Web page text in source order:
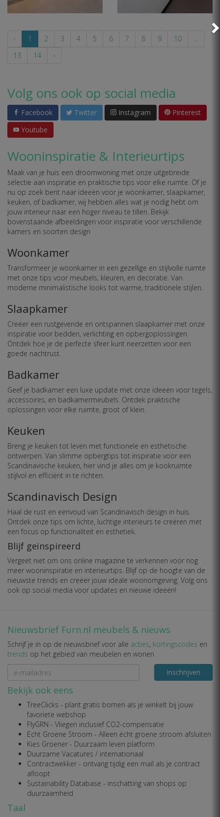
‹ 1 2 3 4 5 6 7 8 9 10
...
13
14 ›
Volg ons ook op social media
Facebook Twitter Instagram
Pinterest
Youtube
Wooninspiratie & Interieurtips
Maak van je huis een droomwoning met onze uitgebreide
selectie aan inspiratie en praktische tips voor elke ruimte. Of je
nu op zoek bent naar ideeën voor je woonkamer, slaapkamer,
keuken, of badkamer, wij hebben alles wat je nodig hebt om
jouw interieur naar een hoger niveau te tillen. Bekijk
bovenstaande afbeeldingen voor inspiratie voor verschillende
kamers en soorten design
Woonkamer
Transformeer je woonkamer in een gezellige en stijlvolle ruimte
met onze tips voor meubels, kleuren, en decoratie. Van
moderne minimalistische looks tot warme, traditionele stijlen.
Slaapkamer
Creëer een rustgevende en ontspannen slaapkamer met onze
inspiratie voor bedden, verlichting en opbergoplossingen.
Ontdek hoe je de perfecte sfeer kunt neerzetten voor een
goede nachtrust.
Badkamer
Geef je badkamer een luxe update met onze ideeën voor tegels,
accessoires, en badkamermeubels. Ontdek praktische
oplossingen voor elke ruimte, groot of klein.
Keuken
Breng je keuken tot leven met functionele en esthetische
ontwerpen. Van slimme opbergtips tot inspiratie voor een
Scandinavische keuken, hier vind je alles om je kookruimte
stijlvol en efficiënt in te richten.
Scandinavisch Design
Haal de rust en eenvoud van Scandinavisch design in huis.
Ontdek onze tips om lichte, luchtige interieurs te creëren met
een focus op functionaliteit en esthetiek.
Blijf geïnspireerd
Vergeet niet om ons online magazine te verkennen voor nog
meer wooninspiratie en interieurtips. Blijf op de hoogte van de
nieuwste trends en creëer jouw ideale woonomgeving. Volg ons
ook op social media voor updates en nieuwe ideeën!
Nieuwsbrief Furn.nl meubels & nieuws
Schrijf je in op de nieuwsbrief voor alle acties, kortingscodes en
trends op het gebied van meubelen en wonen
Inschrijven
Bekijk ook eens
TreeClicks - plant gratis bomen als je winkelt bij jouw
favoriete webshop
FlyGRN - Vliegen inclusief CO2-compensatie
Echt Groene Stroom - Alleen écht groene stroom afsluiten
Kies Groener - Duurzaam leven platform
Duurzame Vacatures / internationaal
Contractwekker - ontvang tijdig een mail als je contract
afloopt
Sustainability Database - inschatting van shops op
duurzaamheid
Taal